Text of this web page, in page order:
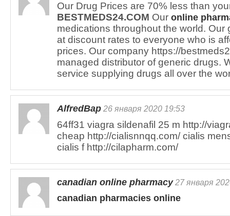
Our Drug Prices are 70% less than
BESTMEDS24.COM Our online
medications throughout the world.
at discount rates to everyone who is
prices. Our company https://
managed distributor of generic drugs.
service supplying drugs all over the
AlfredBap 26 января 2020 19:53
64ff31 viagra sildenafil 25 m http://
cheap http://cialisnnqq.com/ cialis
cialis f http://cilapharm.com/
canadian online pharmacy27 января
canadian pharmacies online